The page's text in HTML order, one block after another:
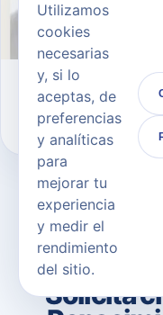
Dr. Andrés
Solicita
Utilizamos
cookies
necesarias
y, si lo
aceptas, de
preferencias
y analíticas
para
mejorar tu
experiencia
y medir el
rendimiento
del sitio.